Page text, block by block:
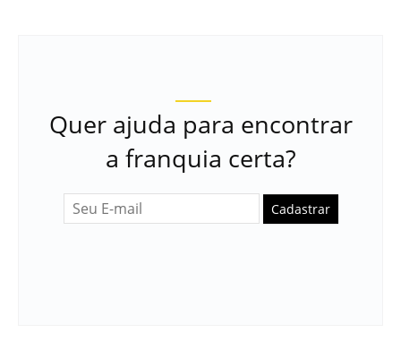
Quer ajuda para encontrar
a franquia certa?
Cadastrar